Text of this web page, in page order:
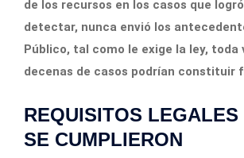
de los recursos en los casos que logró
detectar, nunca envió los
Público, tal como le exige la ley, toda
decenas de casos podrían constituir
REQUISITOS LEGALES
SE CUMPLIERON